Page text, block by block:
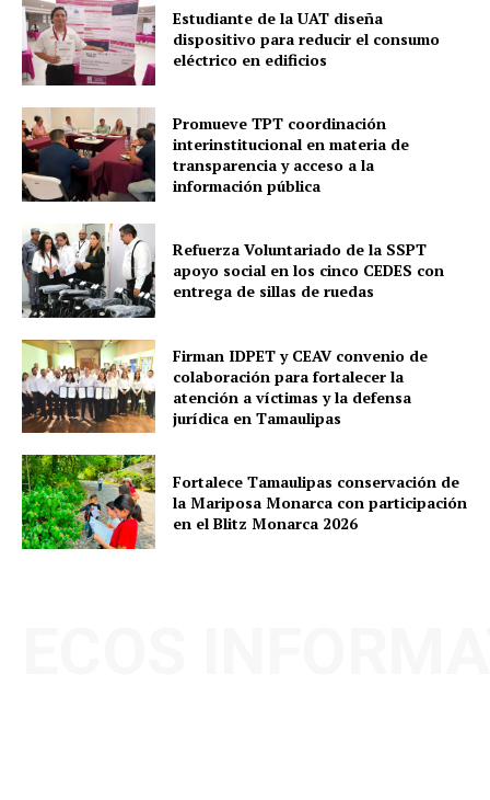
Estudiante de la UAT diseña
dispositivo para reducir el consumo
eléctrico en edificios
Promueve TPT coordinación
interinstitucional en materia de
transparencia y acceso a la
información pública
Refuerza Voluntariado de la SSPT
apoyo social en los cinco CEDES con
entrega de sillas de ruedas
Firman IDPET y CEAV convenio de
colaboración para fortalecer la
atención a víctimas y la defensa
jurídica en Tamaulipas
Fortalece Tamaulipas conservación de
la Mariposa Monarca con participación
en el Blitz Monarca 2026